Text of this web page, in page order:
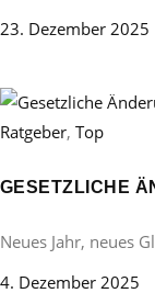
23. Dezember 2025
Ratgeber, Top
GESETZLICHE
Neues Jahr, neues
4. Dezember 2025